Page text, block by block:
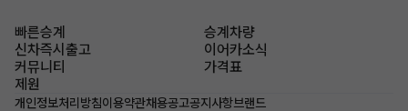
빠른승계
승계차량
신차즉시출고
이어카소식
커뮤니티
가격표
제원
개인정보처리방침이용약관채용공고공지사항브랜드